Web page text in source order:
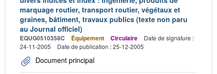
marquage routier, transport routier, végétaux et
graines, bâtiment, travaux publics (texte non paru
au Journal officiel)
EQUG0510358C Équipement Circulaire
Date de signature :
24-11-2005
Date de publication : 25-12-2005
Document principal